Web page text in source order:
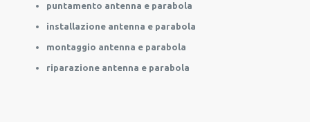
puntamento antenna e parabola
installazione antenna e parabola
montaggio antenna e parabola
riparazione antenna e parabola